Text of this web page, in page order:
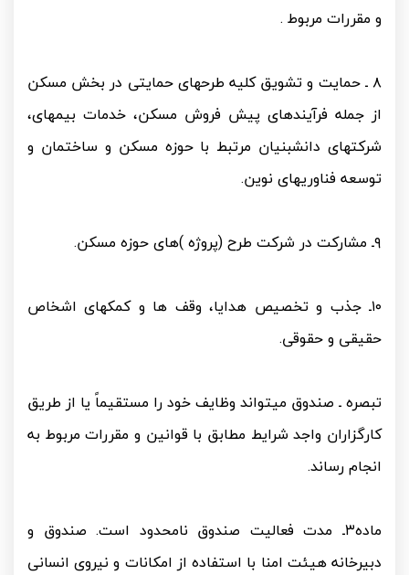
و مقررات مربوط .
۸ ـ حمایت و تشویق کلیه طرح­های حمایتی در بخش مسکن
از جمله فرآیندهای پیش فروش مسکن، خدمات بیمه­ای،
شرکت­های دانش­بنیان مرتبط با حوزه مسکن و ساختمان و
توسعه فناوری­های نوین.
۹ـ مشارکت در شرکت طرح (پروژه )های حوزه مسکن.
۱۰ـ جذب و تخصیص هدایا، وقف ها و کمک­های اشخاص
حقیقی و حقوقی.
تبصره ـ صندوق می­تواند وظایف خود را مستقیماً یا از طریق
کارگزاران واجد شرایط مطابق با قوانین و مقررات مربوط به
انجام رساند.
ماده۳ـ مدت فعالیت صندوق نامحدود است. صندوق و
دبیرخانه هیئت امنا با استفاده از امکانات و نیروی انسانی